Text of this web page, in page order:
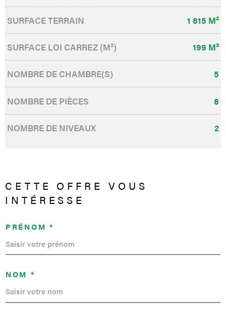
SURFACE TERRAIN 1 815 M²
SURFACE LOI CARREZ (M²) 199 M²
NOMBRE DE CHAMBRE(S) 5
NOMBRE DE PIÈCES 8
NOMBRE DE NIVEAUX 2
CETTE OFFRE
VOUS
INTÉRESSE
PRÉNOM *
NOM *